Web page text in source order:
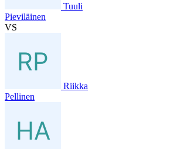
Tuuli
Pieviläinen
VS
Riikka
Pellinen